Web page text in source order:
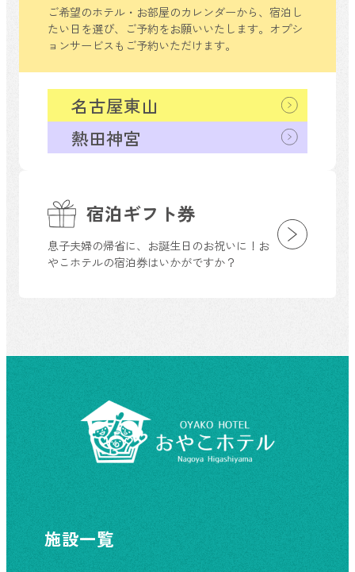
宿泊ギフト券
息子夫婦の帰省に、お誕生日のお祝いに！お
やこホテルの宿泊券はいかがですか？
ご希望のホテル・お部屋のカレンダーから、 宿泊し
たい日を選び、ご予約をお願いいたします。 オプシ
ョンサービスもご予約いただけます。
熱田神宮
名古屋東山
施設一覧